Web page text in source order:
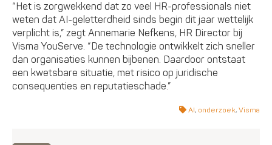
“Het is zorgwekkend dat zo veel HR-professionals niet
weten dat AI-geletterdheid sinds begin dit jaar wettelijk
verplicht is,” zegt Annemarie Nefkens, HR Director bij
Visma YouServe. “De technologie ontwikkelt zich sneller
dan organisaties kunnen bijbenen. Daardoor ontstaat
een kwetsbare situatie, met risico op juridische
consequenties en reputatieschade.”
AI, onderzoek, Visma